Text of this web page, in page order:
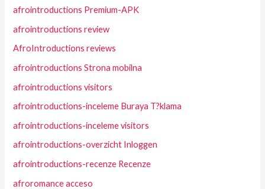
afrointroductions Premium-APK
afrointroductions review
AfroIntroductions reviews
afrointroductions Strona mobilna
afrointroductions visitors
afrointroductions-inceleme Buraya T?klama
afrointroductions-inceleme visitors
afrointroductions-overzicht Inloggen
afrointroductions-recenze Recenze
afroromance acceso